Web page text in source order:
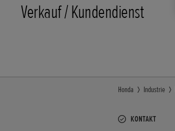
Verkauf / Kundendienst
Honda Industrie
KONTAKT